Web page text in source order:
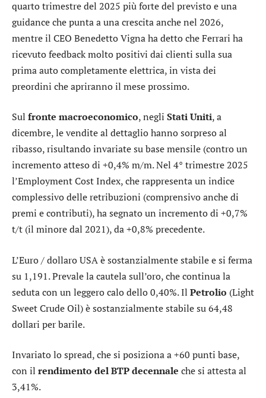
quarto trimestre del 2025 più forte del previsto e una
guidance che punta a una crescita anche nel 2026,
mentre il CEO Benedetto Vigna ha detto che Ferrari ha
ricevuto feedback molto positivi dai clienti sulla sua
prima auto completamente elettrica, in vista dei
preordini che apriranno il mese prossimo.
Sul fronte macroeconomico, negli Stati Uniti, a
dicembre, le vendite al dettaglio hanno sorpreso al
ribasso, risultando invariate su base mensile (contro un
incremento atteso di +0,4% m/m. Nel 4° trimestre 2025
l’Employment Cost Index, che rappresenta un indice
complessivo delle retribuzioni (comprensivo anche di
premi e contributi), ha segnato un incremento di +0,7%
t/t (il minore dal 2021), da +0,8% precedente.
L’Euro / dollaro USAè sostanzialmente stabile e si ferma
su 1,191. Prevale la cautela sull’oro, che continua la
seduta con un leggero calo dello 0,40%. Il Petrolio (Light
Sweet Crude Oil) è sostanzialmente stabile su 64,48
dollari per barile.
Invariato lospread, che si posiziona a +60 punti base,
con il rendimento del BTP decennale che si attesta al
3,41%.